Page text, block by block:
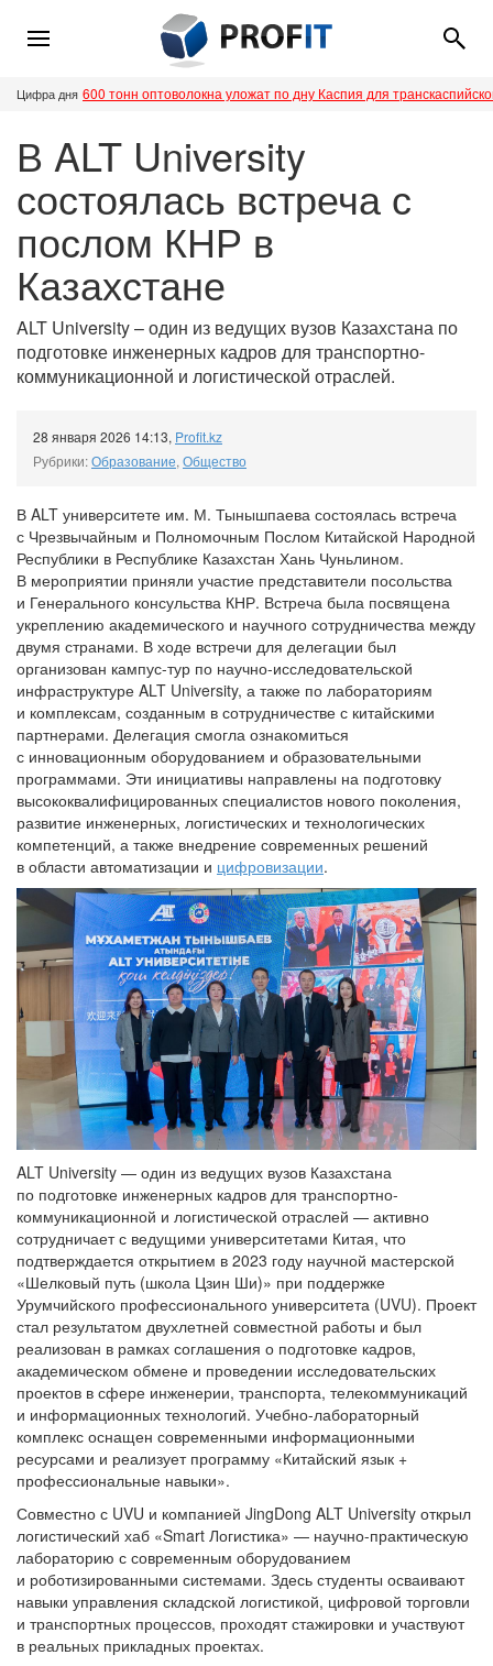
Цифра дня 600 тонн оптоволокна уложат по дну Каспия для
В ALT University
состоялась встреча с
послом КНР в
Казахстане
ALT University – один из ведущих вузов Казахстана по
подготовке инженерных кадров для транспортно-
коммуникационной и логистической отраслей.
28 января 2026 14:13, Profit.kz
Рубрики:Образование, Общество
В ALT университете им. М. Тынышпаева состоялась встреча
с Чрезвычайным и Полномочным Послом Китайской Народной
Республики в Республике Казахстан Хань Чуньлином.
В мероприятии приняли участие представители посольства
и Генерального консульства КНР. Встреча была посвящена
укреплению академического и научного сотрудничества между
двумя странами. В ходе встречи для делегации был
организован кампус-тур по научно-исследовательской
инфраструктуре ALT University, а также по лабораториям
и комплексам, созданным в сотрудничестве с китайскими
партнерами. Делегация смогла ознакомиться
с инновационным оборудованием и образовательными
программами. Эти инициативы направлены на подготовку
высококвалифицированных специалистов нового поколения,
развитие инженерных, логистических и технологических
компетенций, а также внедрение современных решений
в области автоматизации и цифровизации.
ALT University — один из ведущих вузов Казахстана
по подготовке инженерных кадров для транспортно-
коммуникационной и логистической отраслей — активно
сотрудничает с ведущими университетами Китая, что
подтверждается открытием в 2023 году научной мастерской
«Шелковый путь (школа Цзин Ши)» при поддержке
Урумчийского профессионального университета (UVU). Проект
стал результатом двухлетней совместной работы и был
реализован в рамках соглашения о подготовке кадров,
академическом обмене и проведении исследовательских
проектов в сфере инженерии, транспорта, телекоммуникаций
и информационных технологий. Учебно-лабораторный
комплекс оснащен современными информационными
ресурсами и реализует программу «Китайский язык +
профессиональные навыки».
Совместно с UVU и компанией JingDong ALT University открыл
логистический хаб «Smart Логистика» — научно-практическую
лабораторию с современным оборудованием
и роботизированными системами. Здесь студенты осваивают
навыки управления складской логистикой, цифровой торговли
и транспортных процессов, проходят стажировки и участвуют
в реальных прикладных проектах.